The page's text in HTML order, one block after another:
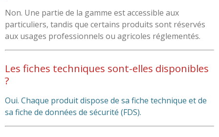
Non. Une partie de la gamme est accessible aux
particuliers, tandis que certains produits sont réservés
aux usages professionnels ou agricoles réglementés.
Les fiches techniques sont-elles disponibles
?
Oui. Chaque produit dispose de sa fiche technique et de
sa fiche de données de sécurité (FDS).